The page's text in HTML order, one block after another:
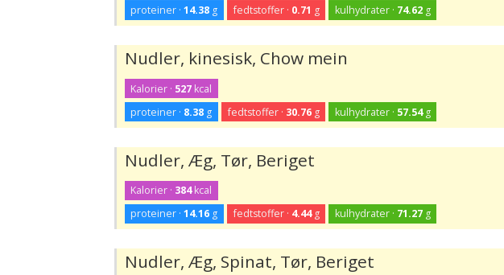
proteiner ·14.38 g fedtstoffer · 0.71 g kulhydrater · 74.62g
Nudler, kinesisk, Chow mein
Kalorier · 527 kcal
proteiner · 8.38 g fedtstoffer · 30.76g kulhydrater · 57.54g
Nudler, Æg, Tør, Beriget
Kalorier · 384kcal
proteiner ·14.16 g fedtstoffer · 4.44g kulhydrater · 71.27g
Nudler, Æg, Spinat, Tør, Beriget